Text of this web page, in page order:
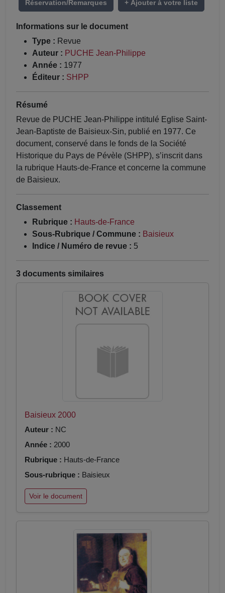
Réservation/Remarques + Ajouter à votre liste
Informations sur le document
Type : Revue
Auteur : PUCHE Jean-Philippe
Année : 1977
Éditeur : SHPP
Résumé
Revue de PUCHE Jean-Philippe intitulé Eglise Saint-
Jean-Baptiste de Baisieux-Sin, publié en 1977. Ce
document, conservé dans le fonds de la Société
Historique du Pays de Pévèle (SHPP), s’inscrit dans
la rubrique Hauts-de-France et concerne la commune
de Baisieux.
Classement
Rubrique : Hauts-de-France
Sous-Rubrique / Commune : Baisieux
Indice / Numéro de revue : 5
3 documents similaires
Baisieux 2000
Auteur : NC
Année : 2000
Rubrique : Hauts-de-France
Sous-rubrique : Baisieux
Voir le document